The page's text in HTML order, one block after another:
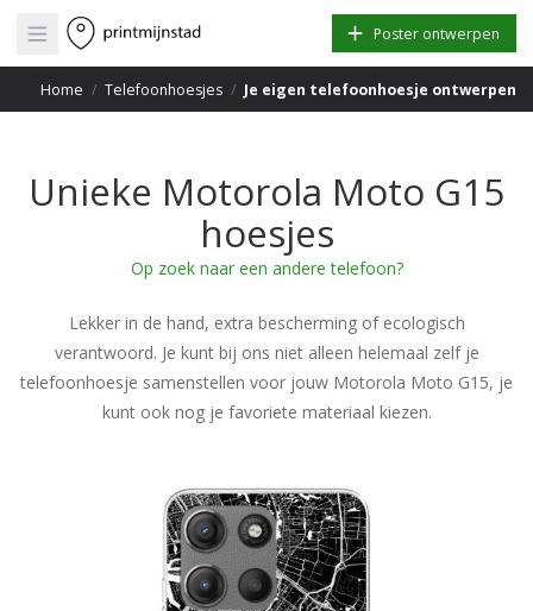
Open main menu Poster ontwerpen
Home / Telefoonhoesjes / Je eigen telefoonhoesje ontwerpen
Unieke Motorola Moto G15
hoesjes
Op zoek naar een andere telefoon?
Lekker in de hand, extra bescherming of ecologisch
verantwoord. Je kunt bij ons niet alleen helemaal zelf je
telefoonhoesje samenstellen voor jouw Motorola Moto G15, je
kunt ook nog je favoriete materiaal kiezen.